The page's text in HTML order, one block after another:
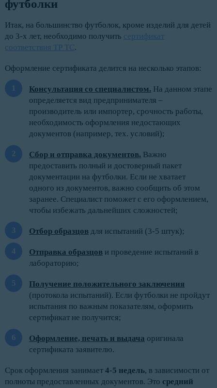
футболки
Итак, на большинство футболок, кроме изделий для детей
до 3-х лет, необходимо получить сертификат
соответствия ТР ТС.
Оформление сертификата делится на несколько этапов:
Консультация со специалистом. На данном этапе
определяется вид предпринимателя –
производитель или импортер, срочность работы,
необходимость оформления недостающих
документов (например, тех. условий);
Сбор и отправка документов. Важно
предоставить полный и достоверный пакет
документации на футболки. Если не хватает
одного из документов, важно сообщить об этом
заранее. Специалист поможет с его оформлением,
чтобы избежать дальнейших сложностей;
Отбор образцов для испытаний (3-5 штук);
Отправка образцов и проведение испытаний в
лабораторию;
Получение положительного заключения
(протокола испытаний). Если футболки не пройдут
испытания по важным показателям, оформить
сертификат не получится;
Оформление, печать и выдача оригинала
сертификата заявителю.
Срок оформления занимает 4-5 недель, в зависимости от
полноты предоставленных документов. Это средний